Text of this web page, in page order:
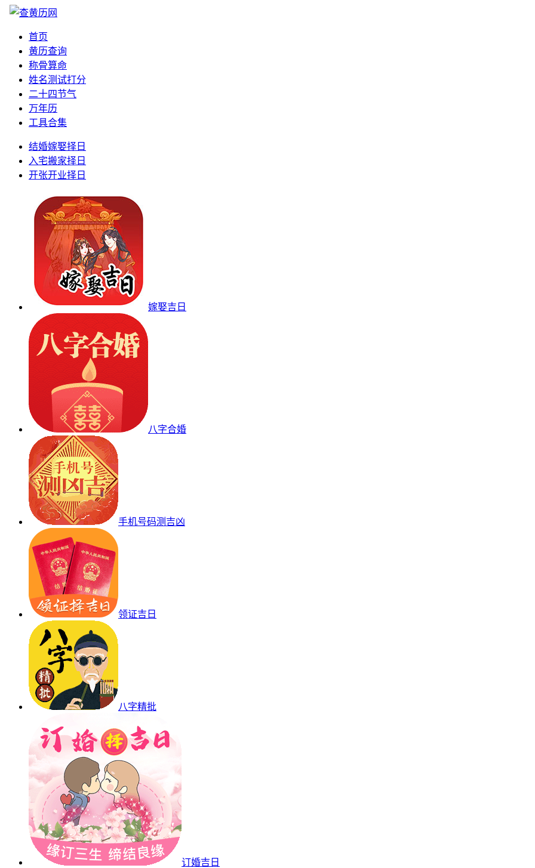
首页
黄历查询
称骨算命
姓名测试打分
二十四节气
万年历
工具合集
结婚嫁娶择日
入宅搬家择日
开张开业择日
嫁娶吉日
八字合婚
手机号码测吉凶
领证吉日
八字精批
订婚吉日